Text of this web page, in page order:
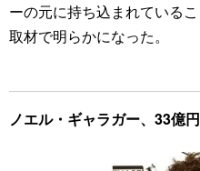
ーの元に持ち込まれている
取材で明らかになった。
ノエル・ギャラガー、33億